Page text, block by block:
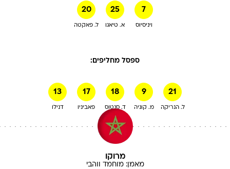
20
ל. פאקטה
25
א. טיאגו
7
ויניסיוס
ספסל מחליפים:
13
דנילו
17
פאביניו
18
ד. סנטוס
9
מ. קוניה
21
ל. הנריקה
מרוקו
מאמן:מוחמד ווהבי